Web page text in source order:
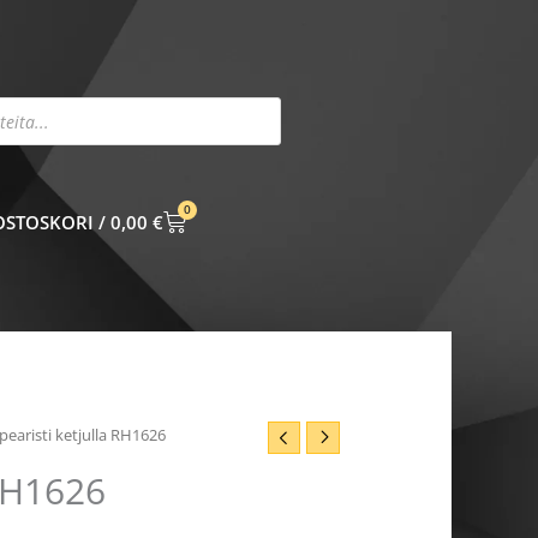
0,00 €
0
CART
ketjulla RH1626